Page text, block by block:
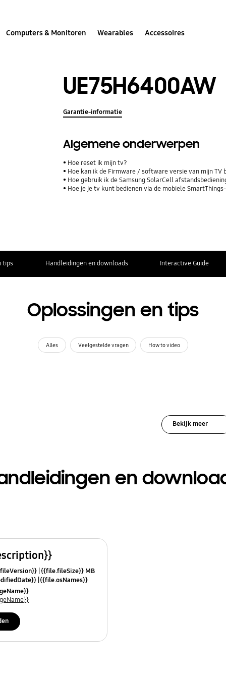
Computers & Monitoren Wearables Accessoires
UE75H6400AW
Garantie-informatie
Algemene onderwerpen
Hoe reset ik mijn tv?
Hoe kan ik de Firmware / software versie van mijn
Hoe gebruik ik de Samsung SolarCell
Hoe je je tv kunt bedienen via de mobiele
tips Handleidingen en downloads Interactive Guide
Oplossingen en tips
Alles Veelgestelde vragen How to video
Bekijk meer
en
{{file.fileSize}} MB
{{file.osNames}}